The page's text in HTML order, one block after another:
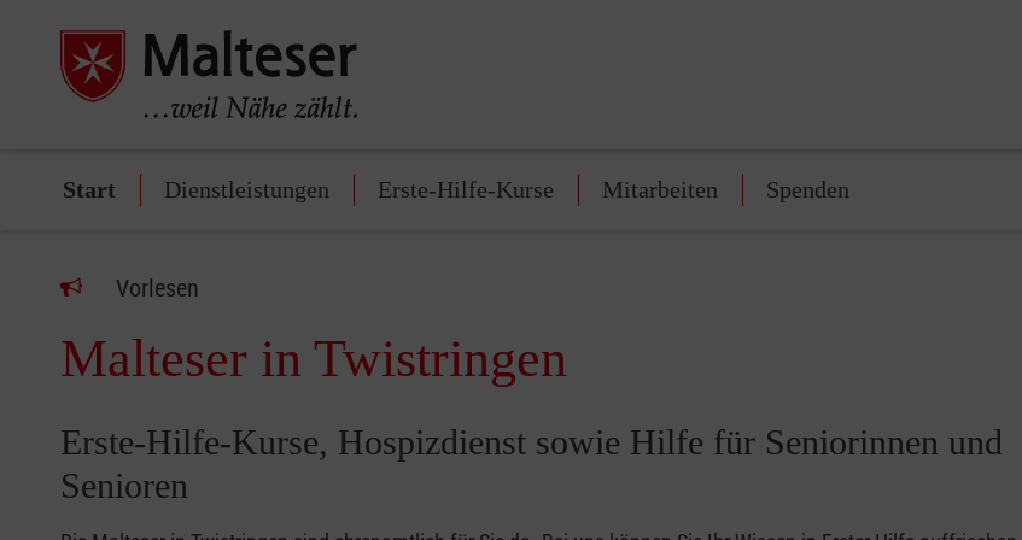
Start Dienstleistungen Erste-Hilfe-Kurse Mitarbeiten Spenden
Vorlesen
Malteser in Twistringen
Erste-Hilfe-Kurse, Hospizdienst sowie Hilfe für Seniorinnen und
Senioren